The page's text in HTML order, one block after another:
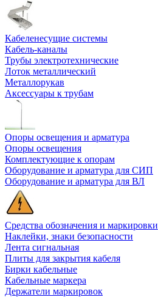
Кабеленесущие системы
Кабель-каналы
Трубы электротехнические
Лоток металлический
Металлорукав
Аксессуары к трубам
Опоры освещения и арматура
Опоры освещения
Комплектующие к опорам
Оборудование и арматура для СИП
Оборудование и арматура для ВЛ
Средства обозначения и маркировки
Наклейки, знаки безопасности
Лента сигнальная
Плиты для закрытия кабеля
Бирки кабельные
Кабельные маркера
Держатели маркировок